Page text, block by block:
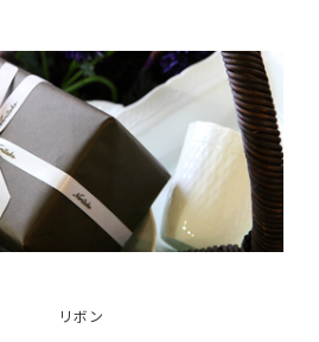
リボン